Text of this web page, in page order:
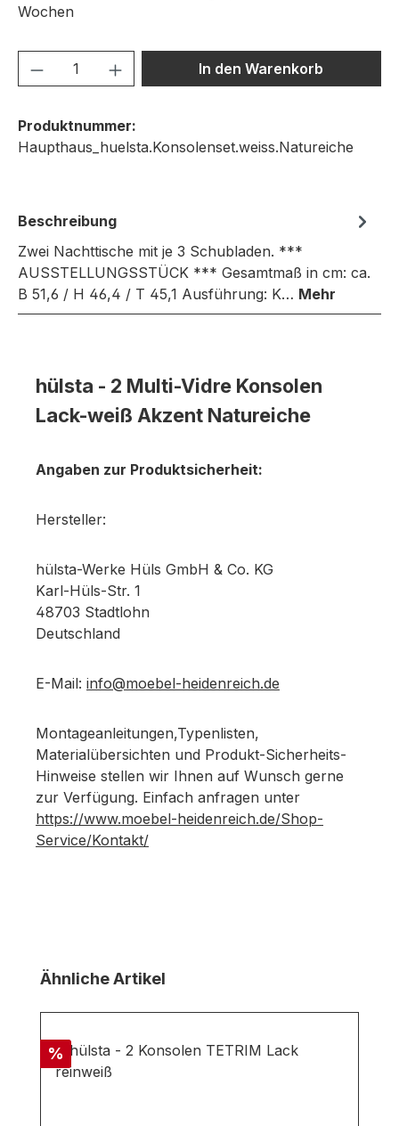
Wochen
Produkt Anzahl: Gib denIn den Warenkorb
Produktnummer:
Haupthaus_huelsta.Konsolenset.weiss.Natureiche
Beschreibung
Zwei Nachttische mit je 3 Schubladen. ***
AUSSTELLUNGSSTÜCK *** Gesamtmaß in cm: ca.
B 51,6 / H 46,4 / T 45,1 Ausführung: K… Mehr
hülsta - 2 Multi-Vidre Konsolen
Lack-weiß Akzent Natureiche
Angaben zur Produktsicherheit:
Hersteller:
hülsta-Werke Hüls GmbH & Co. KG
Karl-Hüls-Str. 1
48703 Stadtlohn
Deutschland
E-Mail: info@moebel-heidenreich.de
Montageanleitungen,Typenlisten,
Materialübersichten und Produkt-Sicherheits-
Hinweise stellen wir Ihnen auf Wunsch gerne
zur Verfügung. Einfach anfragen unter
https://www.moebel-heidenreich.de/Shop-
Service/Kontakt/
Produktgalerie überspringen
Ähnliche Artikel
Rabatt
%